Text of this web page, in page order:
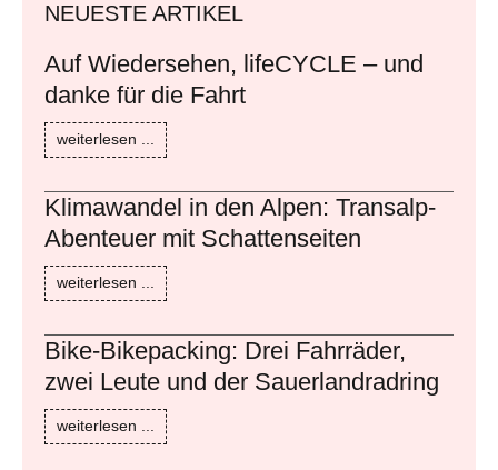
NEUESTE ARTIKEL
Auf Wiedersehen, lifeCYCLE – und
danke für die Fahrt
weiterlesen ...
Klimawandel in den Alpen: Transalp-
Abenteuer mit Schattenseiten
weiterlesen ...
Bike-Bikepacking: Drei Fahrräder,
zwei Leute und der Sauerlandradring
weiterlesen ...